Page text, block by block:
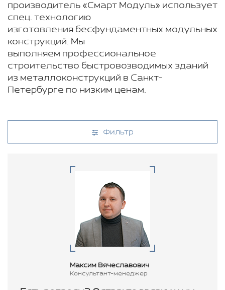
производитель «Смарт Модуль» использует
спец. технологию
изготовления бесфундаментных модульных
конструкций. Мы
выполняем профессиональное
строительство быстровозводимых зданий
из металлоконструкций в Санкт-
Петербурге по низким ценам.
Фильтр
Максим Вячеславович
Консультант-менеджер